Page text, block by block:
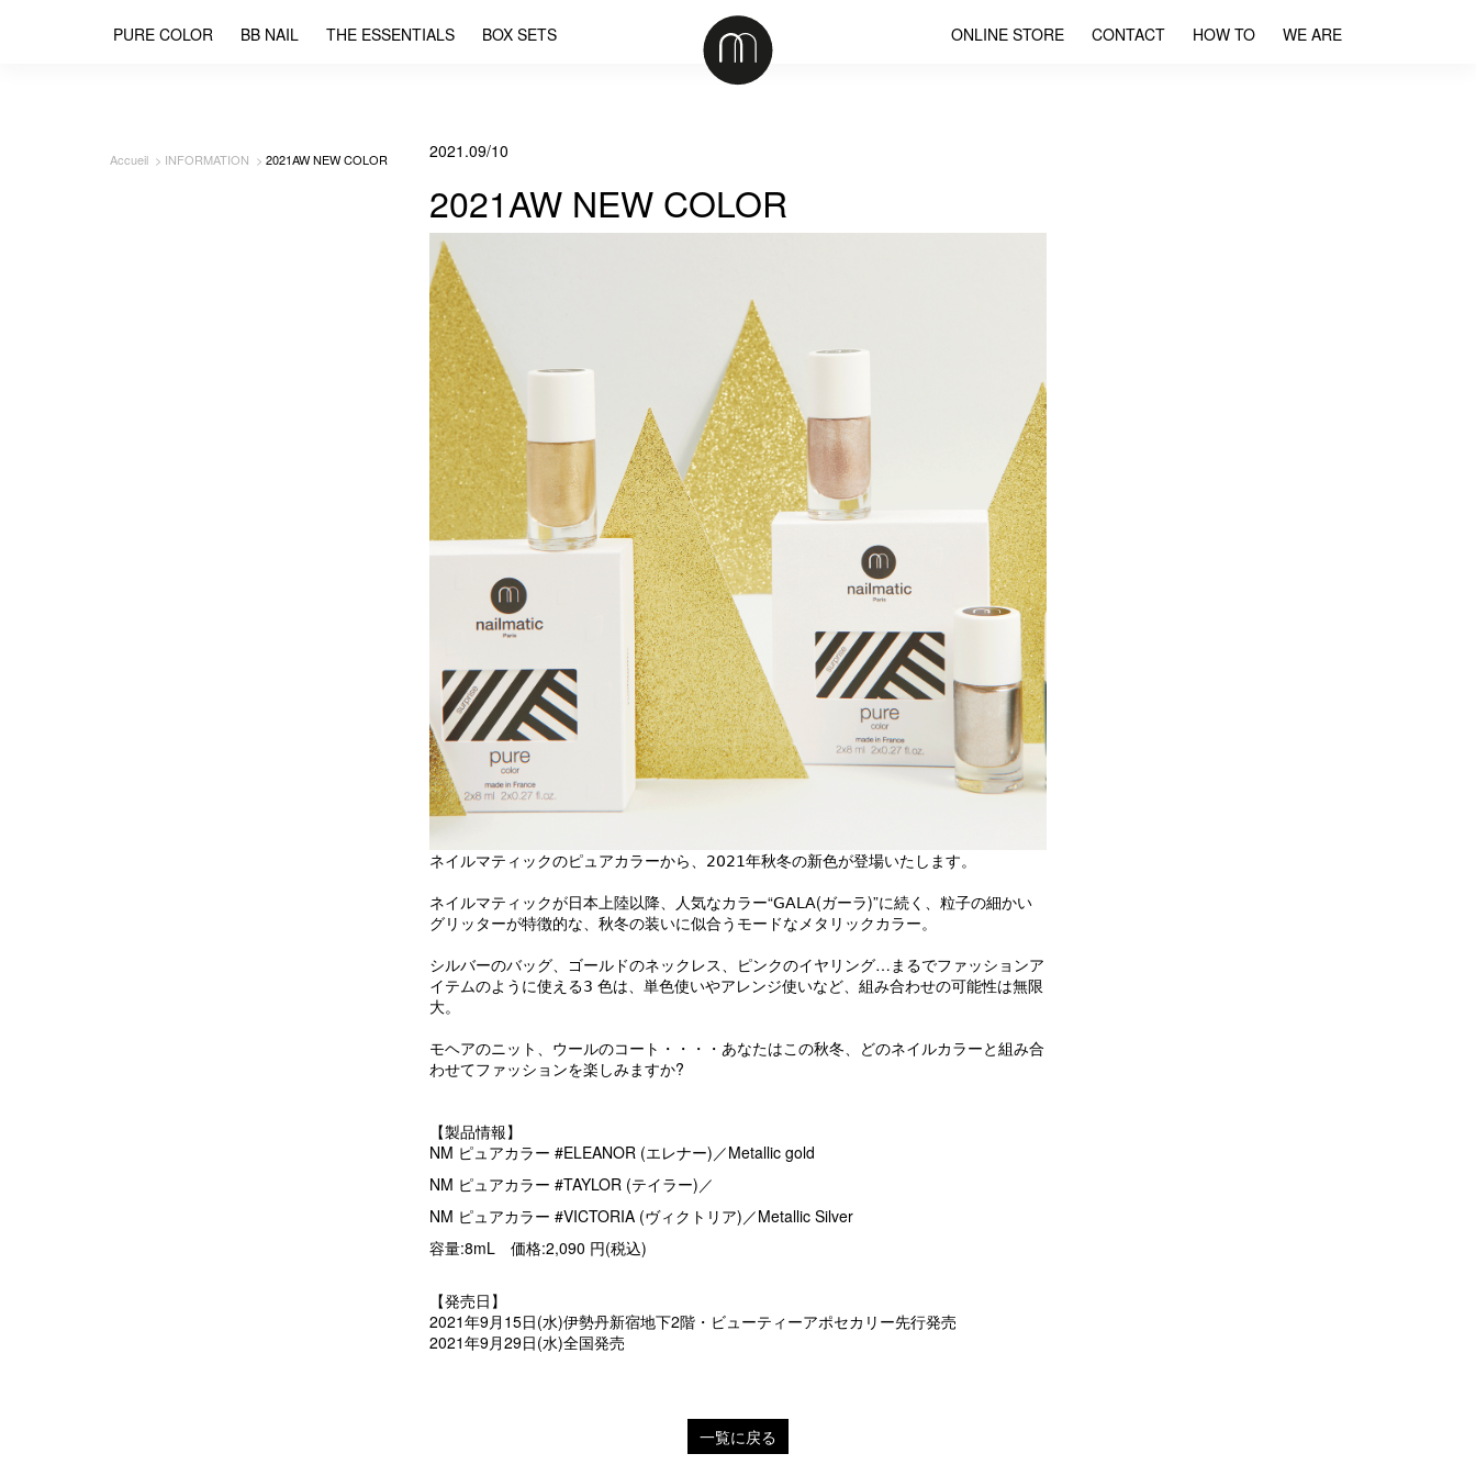
PURE COLOR BB NAIL THE ESSENTIALS BOX SETS WE ARE
HOW TO
CONTACT
ONLINE STORE
Accueil INFORMATION 2021AW NEW COLOR 2021.09/10
2021AW NEW COLOR
ネイルマティックのピュアカラーから、𝟤𝟢𝟤𝟣年秋冬の新色が登場いたします。
ネイルマティックが日本上陸以降、人気なカラー“𝖦𝖠𝖫𝖠(ガーラ)”に続く、粒子の細かい
グリッターが特徴的な、秋冬の装いに似合うモードなメタリックカラー。
シルバーのバッグ、ゴールドのネックレス、ピンクのイヤリング…まるでファッションア
イテムのように使える𝟥 色は、単色使いやアレンジ使いなど、組み合わせの可能性は無限
大。
モヘアのニット、ウールのコート・・・・あなたはこの秋冬、どのネイルカラーと組み合
わせてファッションを楽しみますか?
【製品情報】
NM ピュアカラー #ELEANOR (エレナー)／Metallic gold
NM ピュアカラー #TAYLOR (テイラー)／
NM ピュアカラー #VICTORIA (ヴィクトリア)／Metallic Silver
容量:8mL 価格:2,090 円(税込)
【発売日】
2021年9月15日(水)伊勢丹新宿地下2階・ビューティーアポセカリー先行発売
2021年9月29日(水)全国発売
一覧に戻る